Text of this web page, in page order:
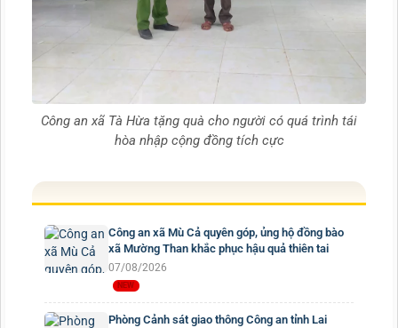
Công an xã Tà Hừa tặng quà cho người có quá trình tái
hòa nhập cộng đồng tích cực
Công an xã Mù Cả quyên góp, ủng hộ đồng bào
xã Mường Than khắc phục hậu quả thiên tai
07/08/2026
Phòng Cảnh sát giao thông Công an tỉnh Lai